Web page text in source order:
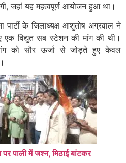
जहां यह महत्वपूर्ण आयोजन हुआ था।
पार्टी के जिलाध्यक्ष आशुतोष अग्रवाल ने
एक विद्युत सब स्टेशन की मांग की थी।
को सौर ऊर्जा से जोड़ते हुए केवल
पाली में जश्न, मिठाई बांटकर